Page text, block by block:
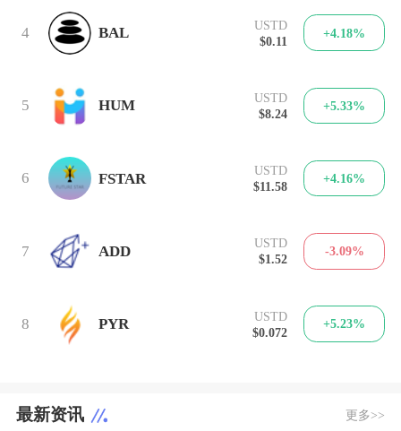
4 BAL
USTD
$0.11
+4.18%
5 HUM
USTD
$8.24
+5.33%
6 FSTAR
USTD
$11.58
+4.16%
7 ADD
USTD
$1.52
-3.09%
8 PYR
USTD
$0.072
+5.23%
最新资讯 更多>>